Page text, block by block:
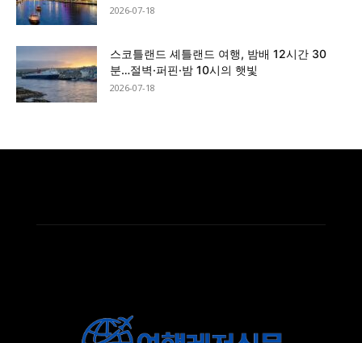
2026-07-18
스코틀랜드 셰틀랜드 여행, 밤배 12시간 30
분…절벽·퍼핀·밤 10시의 햇빛
2026-07-18